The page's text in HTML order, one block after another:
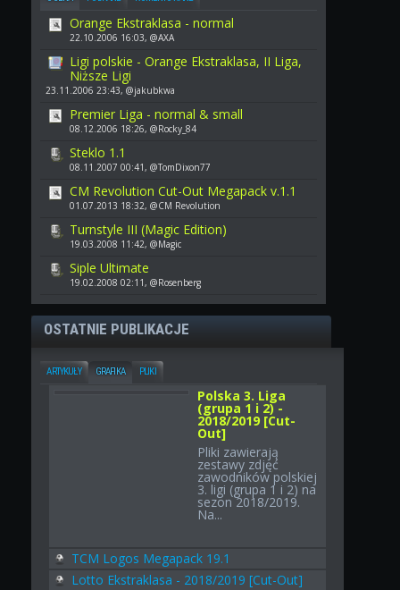
Orange Ekstraklasa - normal
22.10.2006 16:03, @AXA
Ligi polskie - Orange Ekstraklasa, II Liga,
Niższe Ligi
23.11.2006 23:43, @jakubkwa
Premier Liga - normal & small
08.12.2006 18:26, @Rocky_84
Steklo 1.1
08.11.2007 00:41, @TomDixon77
CM Revolution Cut-Out Megapack v.1.1
01.07.2013 18:32, @CM Revolution
Turnstyle III (Magic Edition)
19.03.2008 11:42, @Magic
Siple Ultimate
19.02.2008 02:11, @Rosenberg
OSTATNIE PUBLIKACJE
ARTYKUŁY GRAFIKA PLIKI
Polska 3. Liga
(grupa 1 i 2) -
2018/2019 [Cut-
Out]
Pliki zawierają
zestawy zdjęć
zawodników polskiej
3. ligi (grupa 1 i 2) na
sezon 2018/2019.
Na...
TCM Logos Megapack 19.1
Lotto Ekstraklasa - 2018/2019 [Cut-Out]